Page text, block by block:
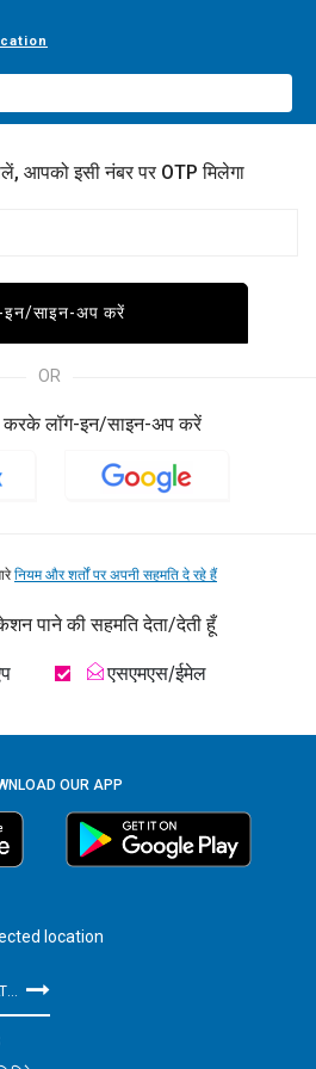
आपको इसी नंबर पर OTP मिलेगा
इन/साइन-अप करें
OR
करके लॉग-इन/साइन-अप करें
नियम और शर्तों पर अपनी सहमति दे रहे हैं
पाने की सहमति देता/देती हूँ
एसएमएस/ईमेल
OUR APP
location
SELECT YOUR DELIVERY LOCATION